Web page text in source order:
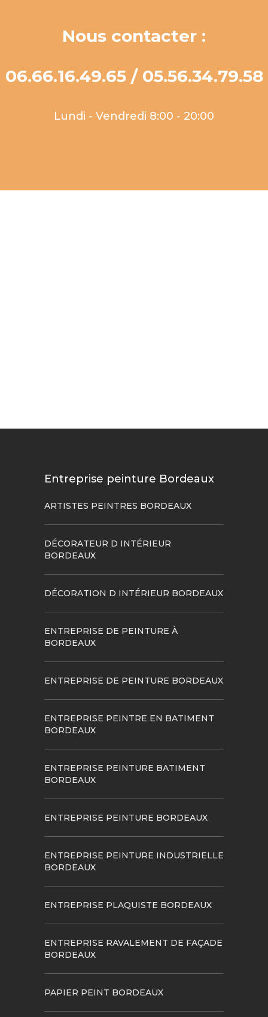
Nous contacter :
06.66.16.49.65 / 05.56.34.79.58
Lundi - Vendredi 8:00 - 20:00
Entreprise peinture Bordeaux
ARTISTES PEINTRES BORDEAUX
DÉCORATEUR D INTÉRIEUR
BORDEAUX
DÉCORATION D INTÉRIEUR BORDEAUX
ENTREPRISE DE PEINTURE À
BORDEAUX
ENTREPRISE DE PEINTURE BORDEAUX
ENTREPRISE PEINTRE EN BATIMENT
BORDEAUX
ENTREPRISE PEINTURE BATIMENT
BORDEAUX
ENTREPRISE PEINTURE BORDEAUX
ENTREPRISE PEINTURE INDUSTRIELLE
BORDEAUX
ENTREPRISE PLAQUISTE BORDEAUX
ENTREPRISE RAVALEMENT DE FAÇADE
BORDEAUX
PAPIER PEINT BORDEAUX